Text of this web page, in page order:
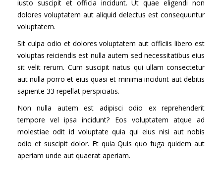
iusto suscipit et officia incidunt. Ut quae eligendi non
dolores voluptatem aut aliquid delectus est consequuntur
voluptatem.
Sit culpa odio et dolores voluptatem aut officiis libero est
voluptas reiciendis est nulla autem sed necessitatibus eius
sit velit rerum. Cum suscipit natus qui ullam consectetur
aut nulla porro et eius quasi et minima incidunt aut debitis
sapiente 33 repellat perspiciatis.
Non nulla autem est adipisci odio ex reprehenderit
tempore vel ipsa incidunt? Eos voluptatem atque ad
molestiae odit id voluptate quia qui eius nisi aut nobis
odio et suscipit dolor. Et quia Quis quo fuga quidem aut
aperiam unde aut quaerat aperiam.